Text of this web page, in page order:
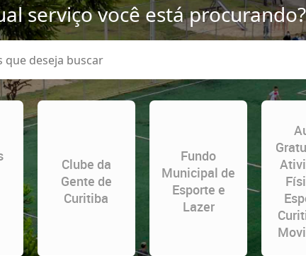
serviço você está procurando?
Clube da
Gente de
Curitiba
Fundo
Municipal de
Esporte e
Lazer